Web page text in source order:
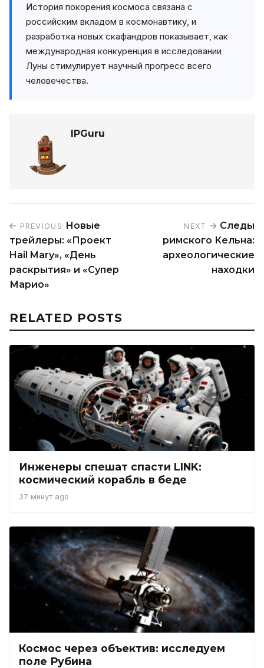
История покорения космоса связана с
российским вкладом в космонавтику, и
разработка новых скафандров показывает, как
международная конкуренция в исследовании
Луны стимулирует научный прогресс всего
человечества.
IPGuru
PREVIOUS Новые
трейлеры: «Проект
Hail Mary», «День
раскрытия» и «Супер
Марио»
NEXT
Следы
римского Кельна:
археологические
находки
RELATED POSTS
Инженеры спешат спасти LINK:
космический корабль в беде
37 минут ago
Космос через объектив: исследуем
поле Рубина